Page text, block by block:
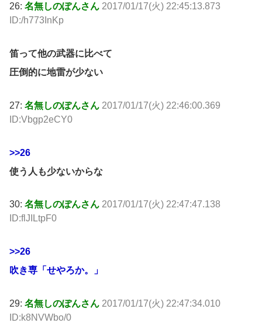
26: 名無しのぽんさん 2017/01/17(火) 22:45:13.873
ID:/h773InKp
笛って他の武器に比べて
圧倒的に地雷が少ない
27: 名無しのぽんさん 2017/01/17(火) 22:46:00.369
ID:Vbgp2eCY0
>>26
使う人も少ないからな
30: 名無しのぽんさん 2017/01/17(火) 22:47:47.138
ID:flJILtpF0
>>26
吹き専「せやろか。」
29: 名無しのぽんさん 2017/01/17(火) 22:47:34.010
ID:k8NVWbo/0